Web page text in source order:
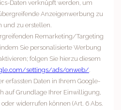
Daten verknüpft werden, um
Anzeigenwerbung zu
und zu erstellen.
Remarketing/Targeting
Sie personalisierte Werbung
folgen Sie hierzu diesem
settings/ads/onweb/
erfassten Daten in Ihrem Google-
auf Grundlage Ihrer Einwilligung,
widerrufen können (Art. 6 Abs.